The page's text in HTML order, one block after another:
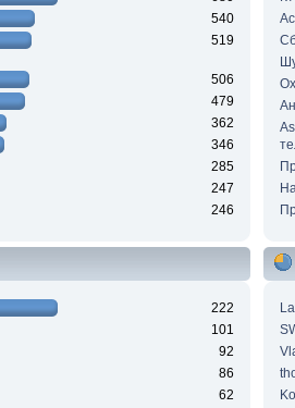
540
519
506
479
362
346
285
247
246
222
101
92
86
62